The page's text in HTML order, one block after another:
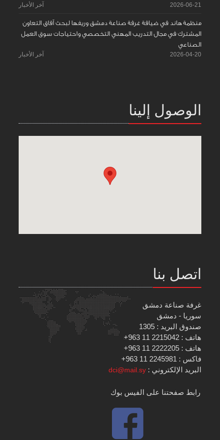
2026-06-21 آخر الأخبار
منظمة هاند في ضيافة غرفة صناعة دمشق وريفها لبحث آفاق التعاون
المشترك في مجال التدريب المهني التخصصي واحتياجات سوق العمل
الصناعي
2026-04-20 آخر الأخبار
الوصول إلينا
اتصل بنا
غرفة صناعة دمشق
سوريا - دمشق
صندوق البريد : 1305
هاتف : 2215042 11 963+
هاتف : 2222205 11 963+
فاكس : 2245981 11 963+
البريد الإلكتروني :dci@mail.sy
رابط صفحتنا على الفيس بوك